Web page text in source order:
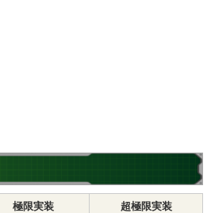
極限実装 超極限実装